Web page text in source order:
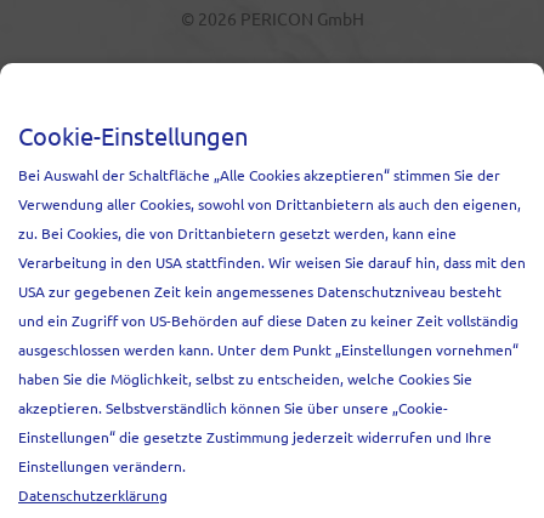
Cookie-Einstellungen
Bei Auswahl der Schaltfläche „Alle Cookies akzeptieren“ stimmen Sie der
Verwendung aller Cookies, sowohl von Drittanbietern als auch den eigenen,
zu. Bei Cookies, die von Drittanbietern gesetzt werden, kann eine
Verarbeitung in den USA stattfinden. Wir weisen Sie darauf hin, dass mit den
USA zur gegebenen Zeit kein angemessenes Datenschutzniveau besteht
und ein Zugriff von US-Behörden auf diese Daten zu keiner Zeit vollständig
ausgeschlossen werden kann. Unter dem Punkt „Einstellungen vornehmen“
haben Sie die Möglichkeit, selbst zu entscheiden, welche Cookies Sie
akzeptieren. Selbstverständlich können Sie über unsere „Cookie-
Einstellungen“ die gesetzte Zustimmung jederzeit widerrufen und Ihre
Einstellungen verändern.
Datenschutzerklärung
© 2026 PERICON GmbH
Melden Sie sich an und erfahren Sie
Relevantes zu Events, unseren Projekten
und aktuellen Marktentwicklungen.
Anrede
Vorname*
Nachname*